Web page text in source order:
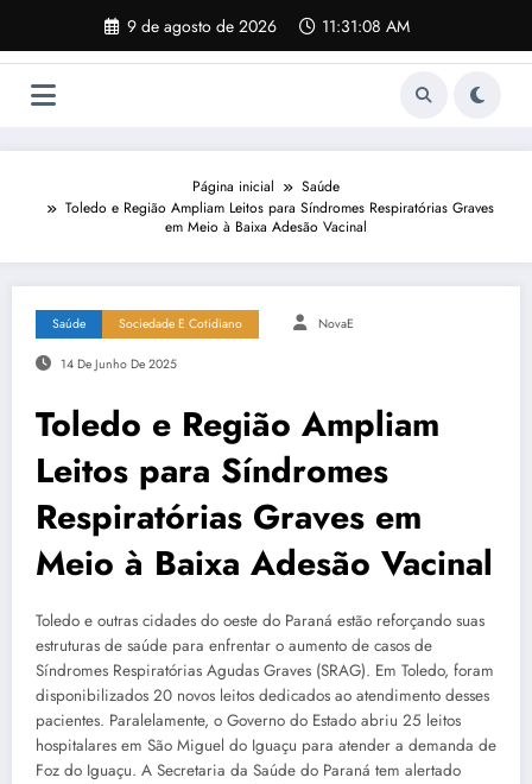
o
9 de agosto de 2026 11:31:09 AM
Página inicial
Saúde
Toledo e Região Ampliam Leitos para Síndromes Respiratórias Graves
em Meio à Baixa Adesão Vacinal
Saúde Sociedade E Cotidiano NovaE
14 De Junho De 2025
Toledo e Região Ampliam
Leitos para Síndromes
Respiratórias Graves em
Meio à Baixa Adesão Vacinal
Toledo e outras cidades do oeste do Paraná estão reforçando suas
estruturas de saúde para enfrentar o aumento de casos de
Síndromes Respiratórias Agudas Graves (SRAG). Em Toledo, foram
disponibilizados 20 novos leitos dedicados ao atendimento desses
pacientes. Paralelamente, o Governo do Estado abriu 25 leitos
hospitalares em São Miguel do Iguaçu para atender a demanda de
Foz do Iguaçu. A Secretaria da Saúde do Paraná tem alertado